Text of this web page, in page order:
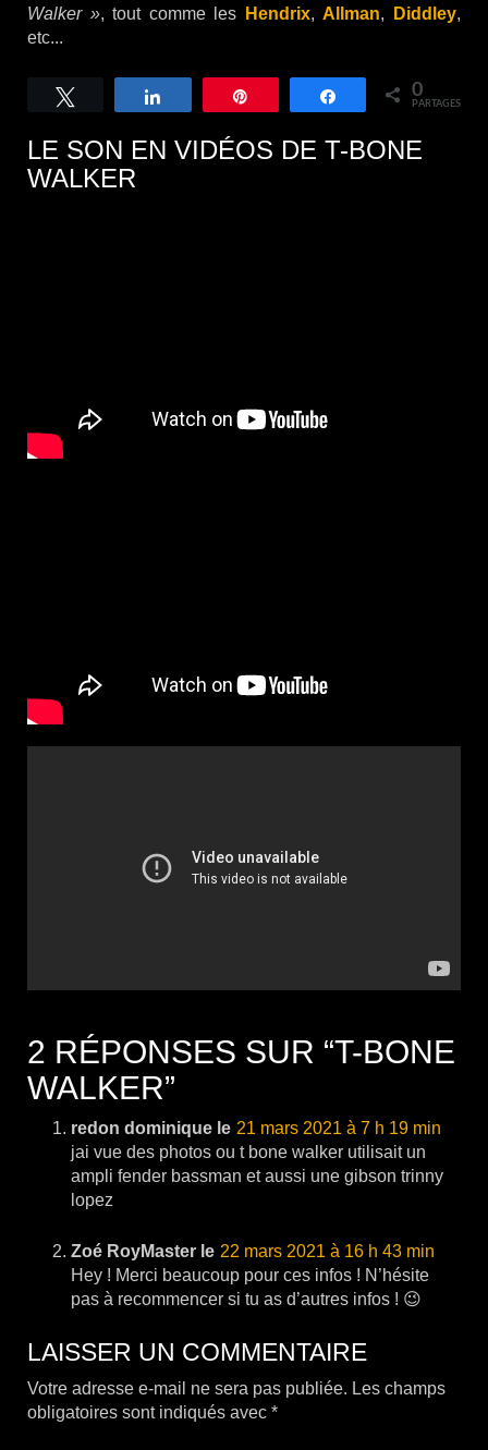
Walker », tout comme les Hendrix,Allman, Diddley,
etc...
Partagez 0
PARTAGES
LE SON EN VIDÉOS DE T-BONE
WALKER
2 RÉPONSES SUR “T-BONE
WALKER”
redon dominique
21 mars 2021 à 7 h 19 min
jai vue des photos ou t bone walker utilisait un
ampli fender bassman et aussi une gibson trinny
lopez
Zoé RoyMaster
22 mars 2021 à 16 h 43 min
Hey ! Merci beaucoup pour ces infos ! N’hésite
pas à recommencer si tu as d’autres infos ! 😉
LAISSER UN COMMENTAIRE
Votre adresse e-mail ne sera pas publiée. Les champs
obligatoires sont indiqués avec *